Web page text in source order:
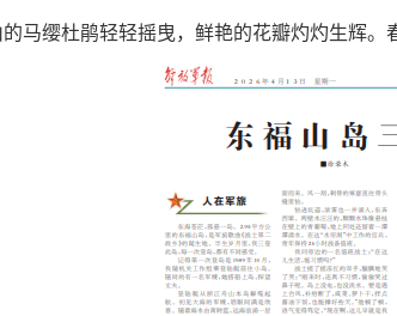
马缨杜鹃轻轻摇曳，鲜艳的花瓣灼灼生辉